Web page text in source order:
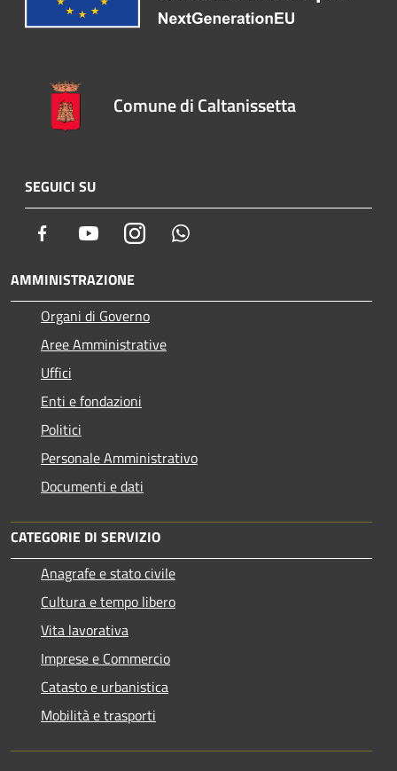
Comune di Caltanissetta
SEGUICI SU
Facebook YoutubeInstagram
AMMINISTRAZIONE
Organi di Governo
Aree Amministrative
Uffici
Enti e fondazioni
Politici
Personale Amministrativo
Documenti e dati
CATEGORIE DI SERVIZIO
Anagrafe e stato civile
Cultura e tempo libero
Vita lavorativa
Imprese e Commercio
Catasto e urbanistica
Mobilità e trasporti